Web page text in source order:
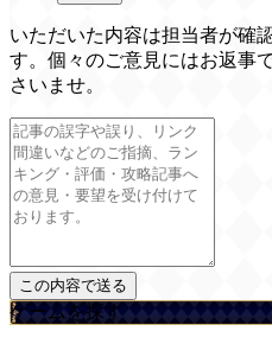
いただいた内容は担当者が確
す。個々のご意見にはお返事
さいませ。
ゲームを探す